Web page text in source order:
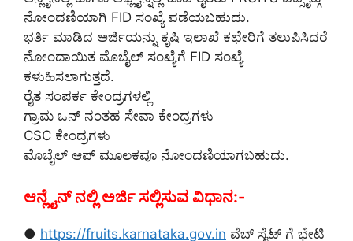
ನೋಂದಣಿಯಾಗಿ FID ಸಂಖ್ಯೆ ಪಡೆಯಬಹುದು.
ಭರ್ತಿ ಮಾಡಿದ ಅರ್ಜಿಯನ್ನು ಕೃಷಿ ಇಲಾಖೆ ಕಛೇರಿಗೆ ತಲುಪಿಸಿದರೆ
ನೋಂದಾಯಿತ ಮೊಬೈಲ್ ಸಂಖ್ಯೆಗೆ FID ಸಂಖ್ಯೆ
ಕಳುಹಿಸಲಾಗುತ್ತದೆ.
ರೈತ ಸಂಪರ್ಕ ಕೇಂದ್ರಗಳಲ್ಲಿ
ಗ್ರಾಮ ಒನ್ ನಂತಹ ಸೇವಾ ಕೇಂದ್ರಗಳು
CSC ಕೇಂದ್ರಗಳು
ಮೊಬೈಲ್ ಆಪ್ ಮೂಲಕವೂ ನೋಂದಣಿಯಾಗಬಹುದು.
ಆನ್ಲೈನ್ ನಲ್ಲಿ ಅರ್ಜಿ ಸಲ್ಲಿಸುವ ವಿಧಾನ:-
● https://fruits.karnataka.gov.in ವೆಬ್ ಸೈಟ್ ಗೆ ಭೇಟಿ